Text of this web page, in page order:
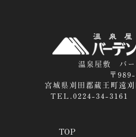
温泉屋敷 バ
〒
宮城県刈田郡蔵王町遠
TEL.0224-34-3161
TOP